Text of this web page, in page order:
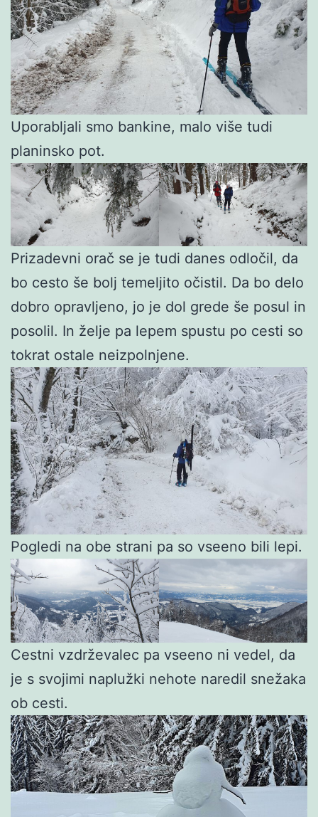
Uporabljali smo bankine, malo više tudi
planinsko pot.
Prizadevni orač se je tudi danes odločil, da
bo cesto še bolj temeljito očistil. Da bo delo
dobro opravljeno, jo je dol grede še posul in
posolil. In želje pa lepem spustu po cesti so
tokrat ostale neizpolnjene.
Pogledi na obe strani pa so vseeno bili lepi.
Cestni vzdrževalec pa vseeno ni vedel, da
je s svojimi naplužki nehote naredil snežaka
ob cesti.